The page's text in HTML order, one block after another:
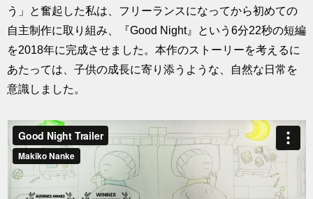
う」と奮起した私は、フリーランスになってから初めての
自主制作に取り組み、『Good Night』という6分22秒の短編
を2018年に完成させました。本作のストーリーを考えるに
あたっては、子供の成長に寄り添うような、自然な日常を
意識しました。